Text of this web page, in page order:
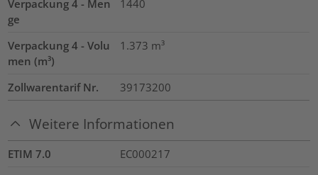
Verpackung 4 - Men
ge
1440
Verpackung 4 - Volu
men (m³)
1.373 m³
Zollwarentarif Nr. 39173200
Weitere Informationen
ETIM 7.0
EC000217